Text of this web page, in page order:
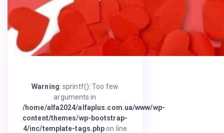
Warning: sprintf(): Too few
arguments in
/home/alfa2024/alfaplus.com.ua/www/wp-
content/themes/wp-bootstrap-
4/inc/template-tags.php on line